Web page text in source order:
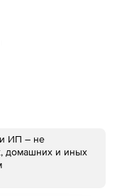
ИП – не
домашних и иных